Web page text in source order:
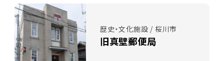
歴史・文化施設 / 桜川市
旧真壁郵便局